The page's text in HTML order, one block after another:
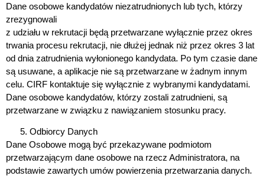
Dane osobowe kandydatów niezatrudnionych lub tych, którzy
zrezygnowali
z udziału w rekrutacji będą przetwarzane wyłącznie przez okres
trwania procesu rekrutacji, nie dłużej jednak niż przez okres 3 lat
od dnia zatrudnienia wyłonionego kandydata. Po tym czasie dane
są usuwane, a aplikacje nie są przetwarzane w żadnym innym
celu. CIRF kontaktuje się wyłącznie z wybranymi kandydatami.
Dane osobowe kandydatów, którzy zostali zatrudnieni, są
przetwarzane w związku z nawiązaniem stosunku pracy.
Odbiorcy Danych
Dane Osobowe mogą być przekazywane podmiotom
przetwarzającym dane osobowe na rzecz Administratora, na
podstawie zawartych umów powierzenia przetwarzania danych.